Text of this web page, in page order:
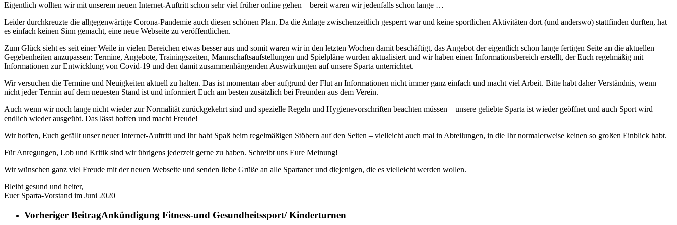
Eigentlich wollten wir mit unserem neuen Internet-Auftritt schon sehr viel früher online gehen – bereit waren wir jedenfalls schon lange …
Leider durchkreuzte die allgegenwärtige Corona-Pandemie auch diesen schönen Plan. Da die Anlage zwischenzeitlich gesperrt war und keine sportlichen Aktivitäten dort (und anderswo) stattfinden durften, hat
es einfach keinen Sinn gemacht, eine neue Webseite zu veröffentlichen.
Zum Glück sieht es seit einer Weile in vielen Bereichen etwas besser aus und somit waren wir in den letzten Wochen damit beschäftigt, das Angebot der eigentlich schon lange fertigen Seite an die aktuellen
Gegebenheiten anzupassen: Termine, Angebote, Trainingszeiten, Mannschaftsaufstellungen und Spielpläne wurden aktualisiert und wir haben einen Informationsbereich erstellt, der Euch regelmäßig mit
Informationen zur Entwicklung von Covid-19 und den damit zusammenhängenden Auswirkungen auf unsere Sparta unterrichtet.
Wir versuchen die Termine und Neuigkeiten aktuell zu halten. Das ist momentan aber aufgrund der Flut an Informationen nicht immer ganz einfach und macht viel Arbeit. Bitte habt daher Verständnis, wenn
nicht jeder Termin auf dem neuesten Stand ist und informiert Euch am besten zusätzlich bei Freunden aus dem Verein.
Auch wenn wir noch lange nicht wieder zur Normalität zurückgekehrt sind und spezielle Regeln und Hygienevorschriften beachten müssen – unsere geliebte Sparta ist wieder geöffnet und auch Sport wird
endlich wieder ausgeübt. Das lässt hoffen und macht Freude!
Wir hoffen, Euch gefällt unser neuer Internet-Auftritt und Ihr habt Spaß beim regelmäßigen Stöbern auf den Seiten – vielleicht auch mal in Abteilungen, in die Ihr normalerweise keinen so großen Einblick habt.
Für Anregungen, Lob und Kritik sind wir übrigens jederzeit gerne zu haben. Schreibt uns Eure Meinung!
Wir wünschen ganz viel Freude mit der neuen Webseite und senden liebe Grüße an alle Spartaner und diejenigen, die es vielleicht werden wollen.
Bleibt gesund und heiter,
Euer Sparta-Vorstand im Juni 2020
Vorheriger BeitragAnkündigung Fitness-und Gesundheitssport/ Kinderturnen